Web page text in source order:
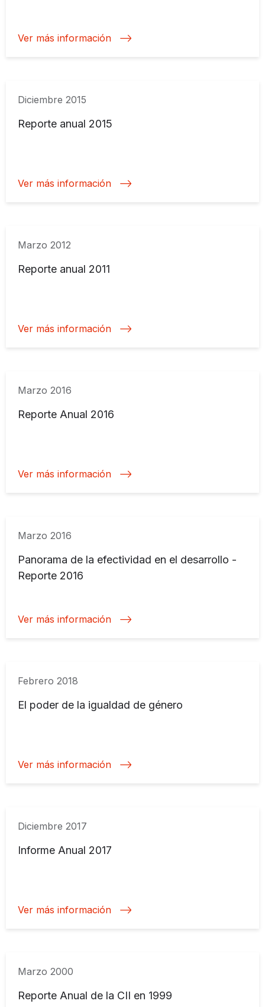
Ver más información
Diciembre 2015
Reporte anual 2015
Ver más información
Marzo 2012
Reporte anual 2011
Ver más información
Marzo 2016
Reporte Anual 2016
Ver más información
Marzo 2016
Panorama de la efectividad en el desarrollo -
Reporte 2016
Ver más información
Febrero 2018
El poder de la igualdad de género
Ver más información
Diciembre 2017
Informe Anual 2017
Ver más información
Marzo 2000
Reporte Anual de la CII en 1999